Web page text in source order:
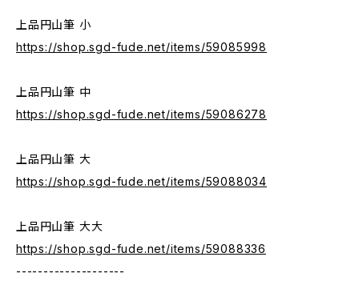
上品円山筆 小
https://shop.sgd-fude.net/items/59085998
上品円山筆 中
https://shop.sgd-fude.net/items/59086278
上品円山筆 大
https://shop.sgd-fude.net/items/59088034
上品円山筆 大大
https://shop.sgd-fude.net/items/59088336
--------------------